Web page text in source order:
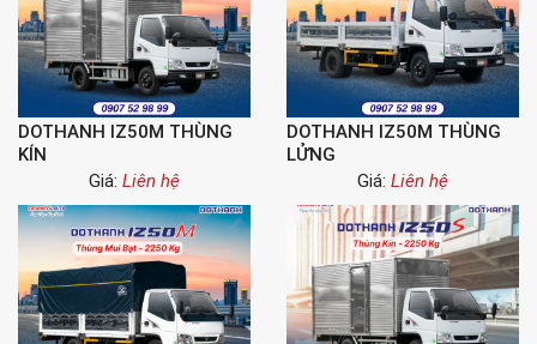
DOTHANH IZ50M THÙNG
KÍN
Giá: Liên hệ
DOTHANH IZ50M THÙNG
LỬNG
Giá: Liên hệ